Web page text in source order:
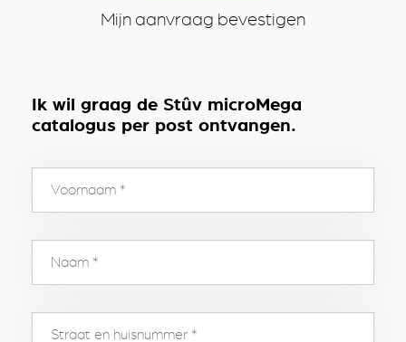
Mijn aanvraag bevestigen
Ik wil graag de Stûv microMega
catalogus per post ontvangen.